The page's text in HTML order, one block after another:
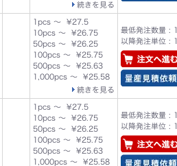
続きを見る
1pcs ～ ¥27.5
10pcs ～ ¥26.75
50pcs ～ ¥26.25
100pcs ～ ¥25.75
500pcs ～ ¥25.63
1,000pcs ～ ¥25.58
続きを見る
最低発注数量 : 1
以降発注単位 : 1
1pcs ～ ¥27.5
10pcs ～ ¥26.75
50pcs ～ ¥26.25
100pcs ～ ¥25.75
500pcs ～ ¥25.63
1,000pcs ～ ¥25.58
最低発注数量 : 1
以降発注単位 : 1